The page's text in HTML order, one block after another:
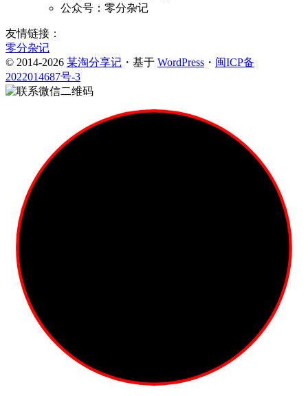
公众号：零分杂记
友情链接：
零分杂记
© 2014-2026 某淘分享记 ・基于 WordPress ・ 闽ICP备
2022014687号-3